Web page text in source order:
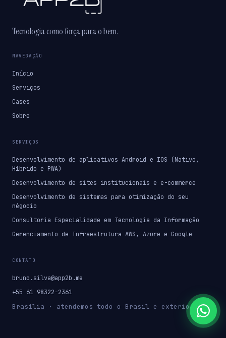
Tecnologia como força para o bem.
NAVEGAÇÃO
Início
Serviços
Cases
Sobre
SERVIÇOS
Desenvolvimento de aplicativos Android e IOS (Nativo,
Híbrido e PWA)
Desenvolvimento de sites institucionais e e-commerce
Desenvolvimento de sistemas para otimização do seu
négocio
Consultoria Especialidade em Tecnologia da Informação
Gerenciamento de Infraestrutura AWS, Azure e Google
CONTATO
bruno.silva@app2b.me
+55 61 98322-2361
Brasília · atendemos todo o Brasil e exterior